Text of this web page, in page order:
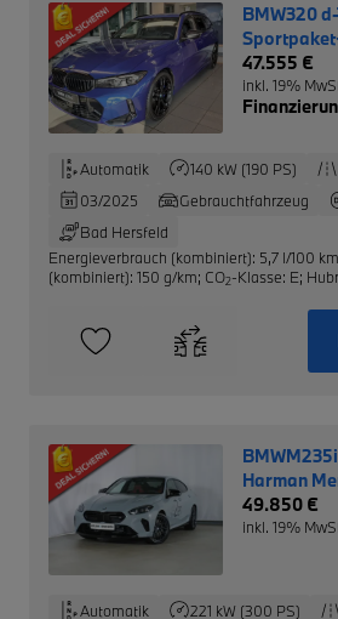
BMW320
NP: 71.210,-
47.555 €
inkl. 19%
Automatik 140 kW (190 PS)
03/2025
Gebrauchtfahrzeug
Bad Hersfeld
Energieverbrauch (kombiniert): 5,7 l/100 km
(kombiniert): 150 g/km; CO2-Klasse: E;
Harman
EUR
49.850 €
inkl. 19%
Automatik 221 kW (300 PS)